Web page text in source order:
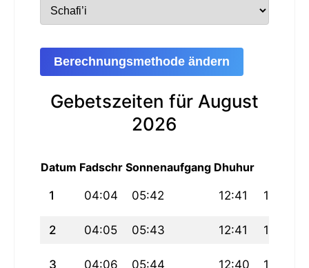
Berechnungsmethode ändern
Gebetszeiten für August
2026
Datum Fadschr Sonnenaufgang Dhuhur
1 04:04 05:42 12:41 16:28
2 04:05 05:43 12:41 16:27
3 04:06 05:44 12:40 16:27